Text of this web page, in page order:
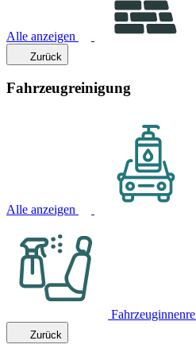
Alle anzeigen
Zurück
Fahrzeugreinigung
Alle anzeigen
Zurück